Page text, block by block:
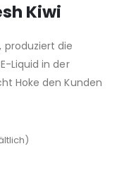
Kiwi
produziert die
Liquid in der
Hoke den Kunden